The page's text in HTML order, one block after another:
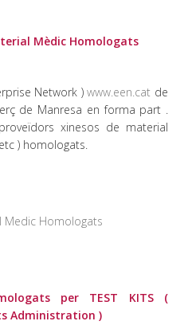
Mèdic Homologats
Network )www.een.cat de
de Manresa en forma part .
xinesos de material
) homologats.
Medic Homologats
per TEST KITS (
Administration )